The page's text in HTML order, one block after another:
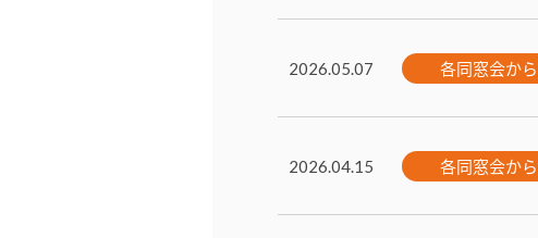
2026.05.07 各同窓会から
2026.04.15 各同窓会から